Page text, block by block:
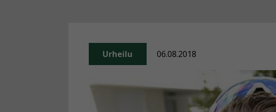
Urheilu 06.08.2018